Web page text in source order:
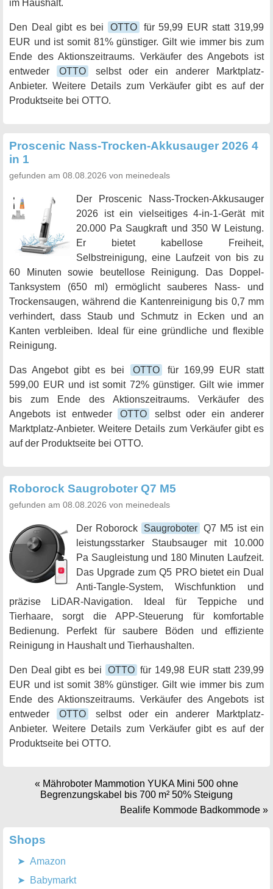
im Haushalt.
Den Deal gibt es bei OTTO
für 59,99 EUR statt 319,99
EUR und ist somit 81% günstiger. Gilt wie immer bis zum
Ende des Aktionszeitraums. Verkäufer des Angebots ist
entweder
OTTO
selbst oder ein anderer Marktplatz-
Anbieter. Weitere Details zum Verkäufer gibt es auf der
Produktseite bei OTTO.
Proscenic Nass-Trocken-Akkusauger 2026 4
in 1
gefunden am 08.08.2026 von meinedeals
Der Proscenic Nass-Trocken-Akkusauger
2026 ist ein vielseitiges 4-in-1-Gerät mit
20.000 Pa Saugkraft und 350 W Leistung.
Er bietet kabellose Freiheit,
Selbstreinigung, eine Laufzeit von bis zu
60 Minuten sowie beutellose Reinigung. Das Doppel-
Tanksystem (650 ml) ermöglicht sauberes Nass- und
Trockensaugen, während die Kantenreinigung bis 0,7 mm
verhindert, dass Staub und Schmutz in Ecken und an
Kanten verbleiben. Ideal für eine gründliche und flexible
Reinigung.
Das Angebot gibt es bei OTTO
für 169,99 EUR statt
599,00 EUR und ist somit 72% günstiger. Gilt wie immer
bis zum Ende des Aktionszeitraums. Verkäufer des
Angebots ist entweder
OTTO
selbst oder ein anderer
Marktplatz-Anbieter. Weitere Details zum Verkäufer gibt es
auf der Produktseite bei OTTO.
Roborock Saugroboter Q7 M5
gefunden am 08.08.2026 von meinedeals
Der Roborock Saugroboter Q7 M5 ist ein
leistungsstarker Staubsauger mit 10.000
Pa Saugleistung und 180 Minuten Laufzeit.
Das Upgrade zum Q5 PRO bietet ein Dual
Anti-Tangle-System, Wischfunktion und
präzise LiDAR-Navigation. Ideal für Teppiche und
Tierhaare, sorgt die APP-Steuerung für komfortable
Bedienung. Perfekt für saubere Böden und effiziente
Reinigung in Haushalt und Tierhaushalten.
Den Deal gibt es bei OTTO für 149,98 EUR statt 239,99
EUR und ist somit 38% günstiger. Gilt wie immer bis zum
Ende des Aktionszeitraums. Verkäufer des Angebots ist
entweder
OTTO
selbst oder ein anderer Marktplatz-
Anbieter. Weitere Details zum Verkäufer gibt es auf der
Produktseite bei OTTO.
« Mähroboter Mammotion YUKA Mini 500 ohne
Begrenzungskabel bis 700 m² 50% Steigung
Bealife Kommode Badkommode »
Shops
Amazon
Babymarkt